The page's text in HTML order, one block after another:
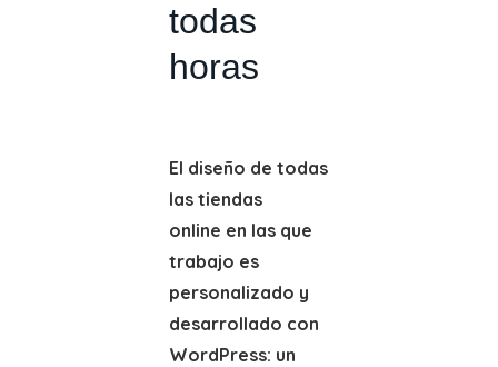
todas
horas
El diseño de todas
las tiendas
online en las que
trabajo es
personalizado y
desarrollado con
WordPress: un